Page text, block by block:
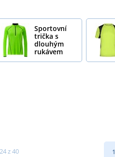
Sportovní
trička s
dlouhým
rukávem
z 40 1